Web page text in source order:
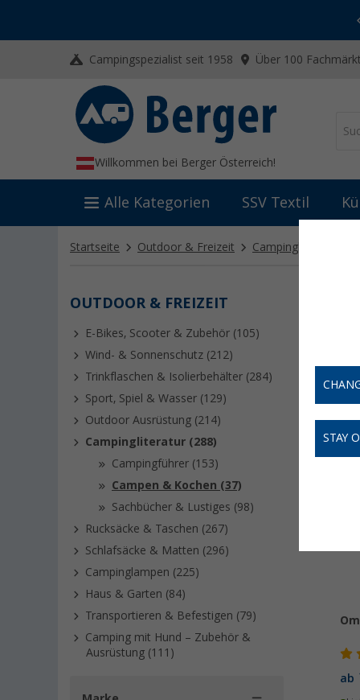
Campingspezialist seit 1958 Über 100
Willkommen bei Berger Österreich!
Alle Kategorien SSV Textil
Startseite Outdoor & Freizeit Campingliteratur
OUTDOOR & FREIZEIT
E-Bikes, Scooter & Zubehör (105)
Wind- & Sonnenschutz (212)
Trinkflaschen & Isolierbehälter (284)
Sport, Spiel & Wasser (129)
Outdoor Ausrüstung (214)
Campingliteratur (288)
Campingführer (153)
Campen & Kochen (37)
Sachbücher & Lustiges (98)
Rucksäcke & Taschen (267)
Schlafsäcke & Matten (296)
Campinglampen (225)
Haus & Garten (84)
Transportieren & Befestigen (79)
Camping mit Hund – Zubehör &
Ausrüstung (111)
Ob auf
Bei
können.
unsere
ab
STAY